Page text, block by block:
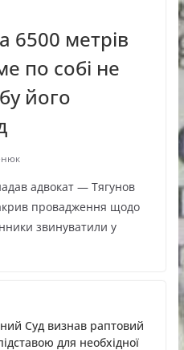
6500 метрів
по собі не
його
адвокат — Тягунов
провадження щодо
звинуватили у
Суд визнав раптовий
для необхідної